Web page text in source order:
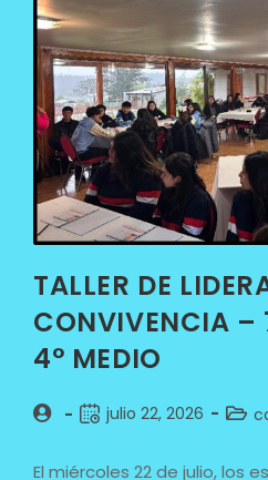
TALLER DE
CONVIVENCIA –
4° MEDIO
julio 22, 2026
El miércoles 22 de julio, los